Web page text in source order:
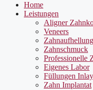
Home
Leistungen
Aligner
Veneers
Zahnschmuck
Professionelle
Eigenes Labor
Füllungen
Zahn Implantat